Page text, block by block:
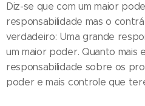
Diz-se que com um maior
responsabilidade mas o
verdadeiro: Uma grande
um maior poder. Quanto mais
responsabilidade sobre os
poder e mais controle que